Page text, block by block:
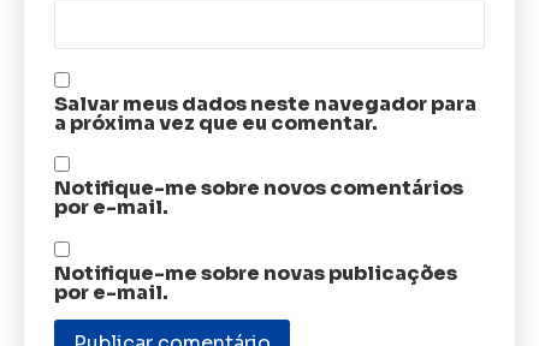
Salvar meus dados neste navegador para
a próxima vez que eu comentar.
Notifique-me sobre novos comentários
por e-mail.
Notifique-me sobre novas publicações
por e-mail.